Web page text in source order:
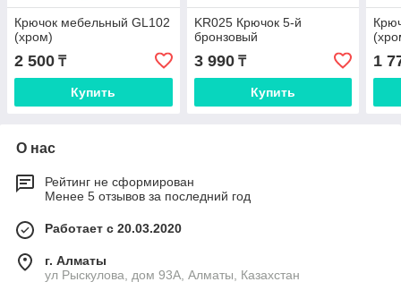
Крючок мебельный GL102
(хром)
2 500 ₸
Купить
KR025 Крючок 5-й
бронзовый
3 990₸
Купить
1
О нас
Рейтинг не сформирован
Менее 5 отзывов за последний год
Работает с 20.03.2020
г. Алматы
ул Рыскулова, дом 93А, Алматы, Казахстан